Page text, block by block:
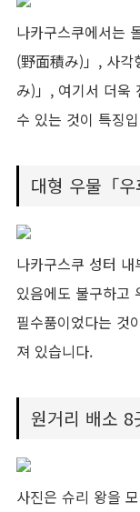
나카구스쿠에서는
(野面積み)」, 사각
み)」, 여기서 더욱
수 있는 것이 특징
대형 우물「우
나카구스쿠 성터
있음에도 불구하고
필수품이었다는 것
져 있습니다.
원거리 배소 8
사진은 슈리 왕을